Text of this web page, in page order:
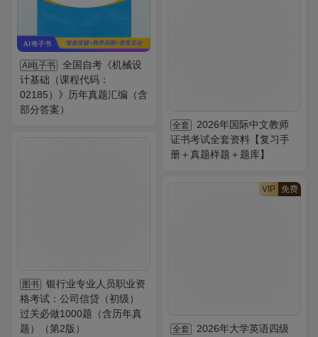
AI电子书
全国自考《机械设
计基础（课程代码：
02185）》历年真题汇编（含
部分答案）
全套
2026年国际中文教师
证书考试全套资料【复习手
册＋真题样题＋题库】
图书
银行业专业人员职业资
格考试：公司信贷（初级）
过关必做1000题（含历年真
题）（第2版）
VIP 免费
全套
2026年大学英语四级